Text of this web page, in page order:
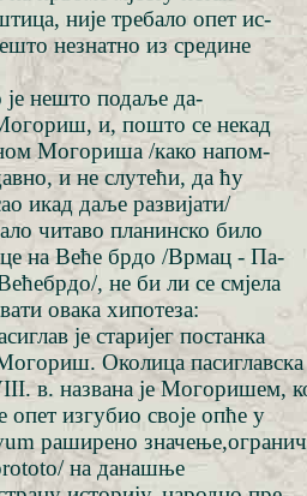
није требало опет ис-
незнатно из средине
нешто подаље да-
и, пошто се некад
Могориша /како напом-
и не слутећи, да ћу
икад даље развијати/
читаво планинско било
на Веће брдо /Врмац - Па-
, не би ли се смјела
овака хипотеза:
је старијег постанка
Околица пасиглавска
в. названа је Могоришем,
опет изгубио своје опће у
раширено
на данашње